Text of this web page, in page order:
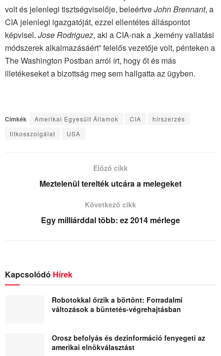
volt és jelenlegi tisztségviselője, beleértveJohn Brennant, a
CIA jelenlegi igazgatóját, ezzel ellentétes álláspontot
képvisel. Jose Rodriguez, aki a CIA-nak a „kemény vallatási
módszerek alkalmazásáért” felelős vezetője volt, pénteken a
The Washington Postban arról írt, hogy őt és más
illetékeseket a bizottság meg sem hallgatta az ügyben.
Címkék Amerikai Egyesült Államok CIA
hírszerzés
titkosszolgálat
USA
Előző cikk
Meztelenül terelték utcára a melegeket
Következő cikk
Egy milliárddal több: ez 2014 mérlege
Kapcsolódó Hírek
Robotokkal őrzik a börtönt: Forradalmi
változások a büntetés-végrehajtásban
Orosz befolyás és dezinformáció fenyegeti az
amerikai elnökválasztást